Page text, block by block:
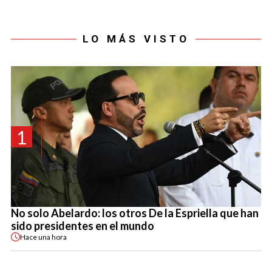
LO MÁS VISTO
1
No solo Abelardo: los otros De la Espriella que han
sido presidentes en el mundo
Haceuna hora